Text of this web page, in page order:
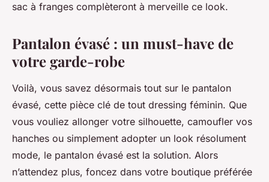
sac à franges complèteront à merveille ce look.
Pantalon évasé : un must-have de
votre garde-robe
Voilà, vous savez désormais tout sur le pantalon
évasé, cette pièce clé de tout dressing féminin. Que
vous vouliez allonger votre silhouette, camoufler vos
hanches ou simplement adopter un look résolument
mode, le pantalon évasé est la solution. Alors
n’attendez plus, foncez dans votre boutique préférée